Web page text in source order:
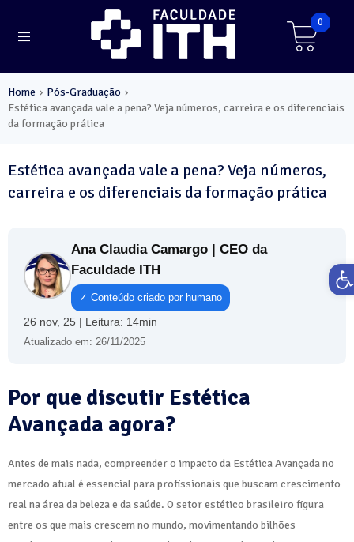
0
Home › Pós-Graduação ›
Estética avançada vale a pena? Veja números, carreira e os diferenciais
da formação prática
Estética avançada vale a pena? Veja números,
carreira e os diferenciais da formação prática
Ana Claudia Camargo | CEO da
Faculdade ITH
✓ Conteúdo criado por humano
26 nov, 25 | Leitura: 14min
Atualizado em: 26/11/2025
Por que discutir Estética
Avançada agora?
Antes de mais nada, compreender o impacto da Estética Avançada no
mercado atual é essencial para profissionais que buscam crescimento
real na área da beleza e da saúde. O setor estético brasileiro figura
entre os que mais crescem no mundo, movimentando bilhões